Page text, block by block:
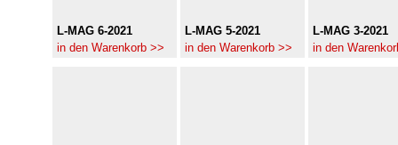
L-MAG 6-2021
in den Warenkorb >>
L-MAG 5-2021
in den Warenkorb >>
L-MAG 3-2021
in den